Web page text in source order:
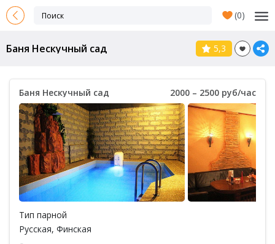
(0)
Баня Нескучный сад 5,3
Баня Нескучный сад 2000 – 2500 руб/час
Тип парной
Русская, Финская